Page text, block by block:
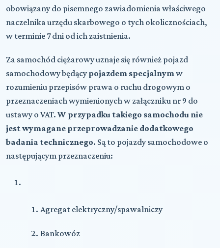
obowiązany do pisemnego zawiadomienia właściwego
naczelnika urzędu skarbowego o tych okolicznościach,
w terminie 7 dni od ich zaistnienia.
Za samochód ciężarowy uznaje się również pojazd
samochodowy będący pojazdem specjalnym w
rozumieniu przepisów prawa o ruchu drogowym o
przeznaczeniach wymienionych w załączniku nr 9 do
ustawy o VAT. W przypadku takiego samochodu nie
jest wymagane przeprowadzanie dodatkowego
badania technicznego. Są to pojazdy samochodowe o
następującym przeznaczeniu:
Agregat elektryczny/spawalniczy
Bankowóz